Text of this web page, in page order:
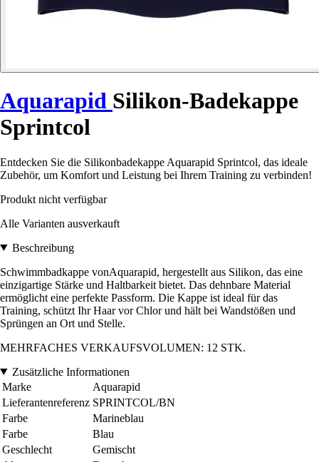
Aquarapid Silikon-Badekappe
Sprintcol
Entdecken Sie die Silikonbadekappe Aquarapid Sprintcol, das ideale
Zubehör, um Komfort und Leistung bei Ihrem Training zu verbinden!
Produkt nicht verfügbar
Alle Varianten ausverkauft
Beschreibung
Schwimmbadkappe vonAquarapid, hergestellt aus Silikon, das eine
einzigartige Stärke und Haltbarkeit bietet. Das dehnbare Material
ermöglicht eine perfekte Passform. Die Kappe ist ideal für das
Training, schützt Ihr Haar vor Chlor und hält bei Wandstößen und
Sprüngen an Ort und Stelle.
MEHRFACHES VERKAUFSVOLUMEN: 12 STK.
Zusätzliche Informationen
Marke
Aquarapid
Lieferantenreferenz SPRINTCOL/BN
Farbe
Marineblau
Farbe
Blau
Geschlecht
Gemischt